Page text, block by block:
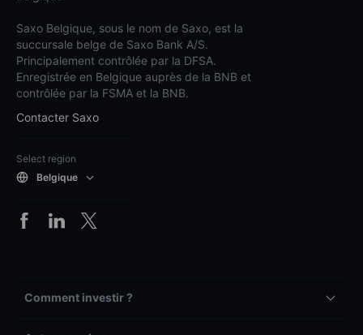
Saxo Belgique, sous le nom de Saxo, est la
succursale belge de Saxo Bank A/S.
Principalement contrôlée par la DFSA.
Enregistrée en Belgique auprès de la BNB et
contrôlée par la FSMA et la BNB.
Contacter Saxo
Select region
Belgique
Comment investir ?